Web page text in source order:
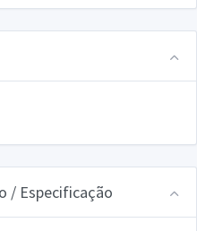
/ Especificação